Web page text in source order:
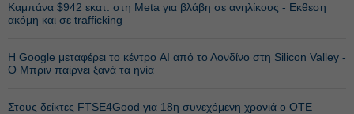
Καμπάνα $942 εκατ. στη Meta για βλάβη σε ανηλίκους - Εκθεση
ακόμη και σε trafficking
Η Google μεταφέρει το κέντρο AI από το Λονδίνο στη Silicon Valley -
Ο Μπριν παίρνει ξανά τα ηνία
Στους δείκτες FTSE4Good για 18η συνεχόμενη χρονιά ο ΟΤΕ